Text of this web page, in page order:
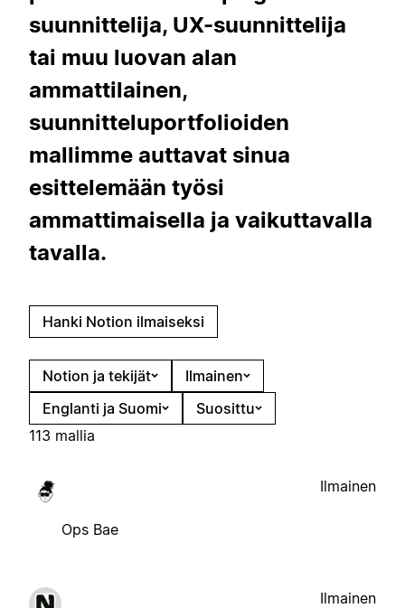
suunnittelija, UX-suunnittelija
tai muu luovan alan
ammattilainen,
suunnitteluportfolioiden
mallimme auttavat sinua
esittelemään työsi
ammattimaisella ja vaikuttavalla
tavalla.
Hanki Notion ilmaiseksi
Notion ja tekijät
Ilmainen
Englanti ja Suomi
Suosittu
113 mallia
Ops Bae
Ilmainen
Ilmainen